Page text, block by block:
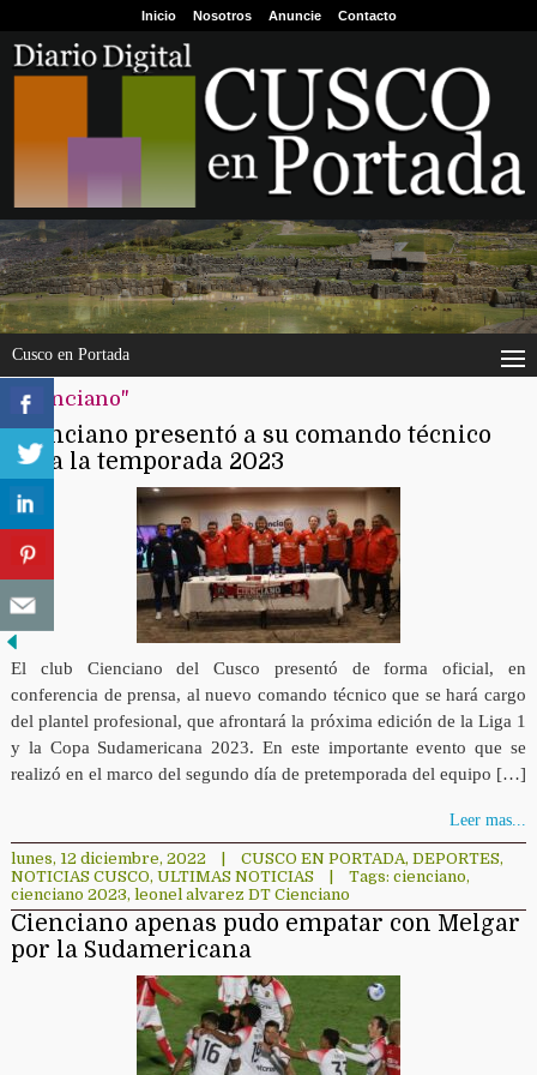
Inicio Nosotros Anuncie Contacto
Cusco en Portada
"cienciano"
Cienciano presentó a su comando técnico
para la temporada 2023
El club Cienciano del Cusco presentó de forma oficial, en
conferencia de prensa, al nuevo comando técnico que se hará cargo
del plantel profesional, que afrontará la próxima edición de la Liga 1
y la Copa Sudamericana 2023. En este importante evento que se
realizó en el marco del segundo día de pretemporada del equipo […]
Leer mas...
lunes, 12 diciembre, 2022 CUSCO EN PORTADA, DEPORTES,
NOTICIAS CUSCO, ULTIMAS NOTICIAS Tags: cienciano,
cienciano 2023, leonel alvarez DT Cienciano
Cienciano apenas pudo empatar con Melgar
por la Sudamericana